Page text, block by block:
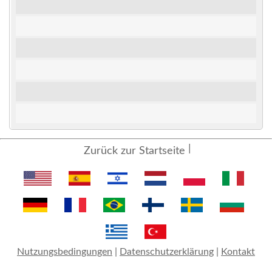
Zurück zur Startseite
Nutzungsbedingungen Datenschutzerklärung Kontakt